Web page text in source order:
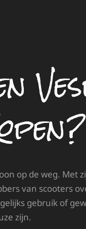
op de weg. Met
van scooters
gebruik of
zijn.